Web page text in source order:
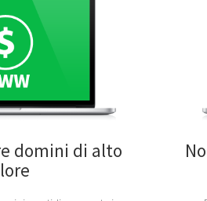
domini di alto